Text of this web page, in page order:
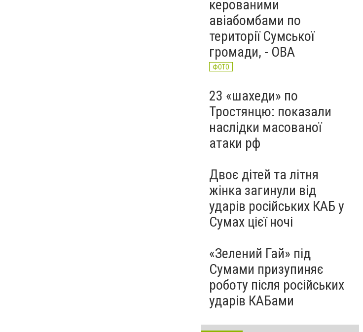
керованими
авіабомбами по
території Сумської
громади, - ОВА
ФОТО
23 «шахеди» по
Тростянцю: показали
наслідки масованої
атаки рф
Двоє дітей та літня
жінка загинули від
ударів російських КАБ у
Сумах цієї ночі
«Зелений Гай» під
Сумами призупиняє
роботу після російських
ударів КАБами